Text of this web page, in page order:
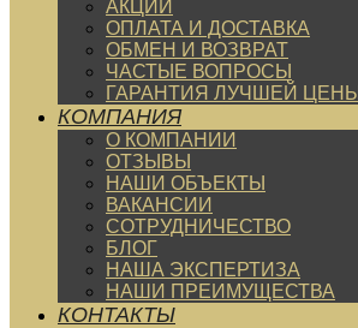
АКЦИИ
ОПЛАТА И ДОСТАВКА
ОБМЕН И ВОЗВРАТ
ЧАСТЫЕ ВОПРОСЫ
ГАРАНТИЯ ЛУЧШЕЙ ЦЕНЫ
КОМПАНИЯ
О КОМПАНИИ
ОТЗЫВЫ
НАШИ ОБЪЕКТЫ
ВАКАНСИИ
СОТРУДНИЧЕСТВО
БЛОГ
НАША ЭКСПЕРТИЗА
НАШИ ПРЕИМУЩЕСТВА
КОНТАКТЫ